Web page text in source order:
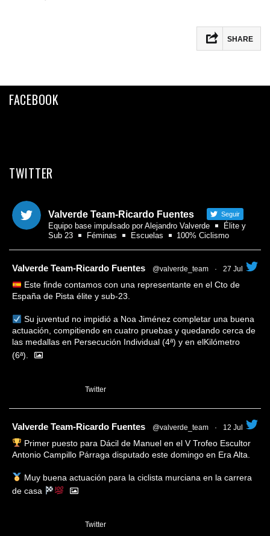
SHARE
Twitter
FACEBOOK
TWITTER
Valverde Team-Ricardo Fuentes Seguir
Equipo base impulsado por Alejandro Valverde
Élite y
Sub 23
Féminas Escuelas 100% Ciclismo
Valverde Team-Ricardo Fuentes @valverde_team · 27 Jul
Este finde contamos con una representante en el Cto de
España de Pista élite y sub-23.
Su juventud no impidió a Noa Jiménez completar una buena
actuación, compitiendo en cuatro pruebas y quedando cerca de
las medallas en Persecución Individual (4ª) y en elKilómetro
(6ª).
Twitter
Valverde Team-Ricardo Fuentes @valverde_team · 12 Jul
Primer puesto para Dácil de Manuel en el V Trofeo Escultor
Antonio Campillo Párraga disputado este domingo en Era Alta.
Muy buena actuación para la ciclista murciana en la carrera
de casa
Twitter